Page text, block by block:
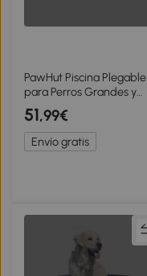
PawHut Piscina Plegable
para Perros Grandes y
Medianos con Suelo
Antideslizante para Patos
Interior y Exterior 120x30
cm
51,99€
Envío gratis